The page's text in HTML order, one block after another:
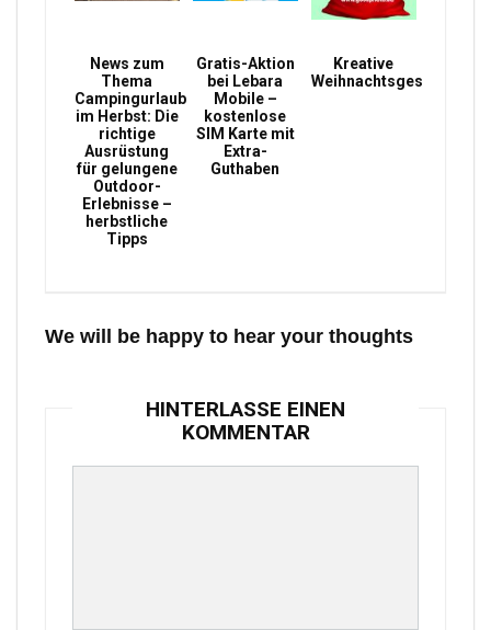
News zum
Thema
Campingurlaub
im Herbst: Die
richtige
Ausrüstung
für gelungene
Outdoor-
Erlebnisse –
herbstliche
Tipps
Gratis-Aktion
bei Lebara
Mobile –
kostenlose
SIM Karte mit
Extra-
Guthaben
Kreative
Weihnachtsgeschenke
We will be happy to hear your thoughts
HINTERLASSE EINEN
KOMMENTAR